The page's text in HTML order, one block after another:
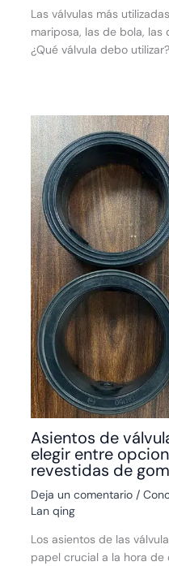
Las válvulas más
mariposa, las de bola,
¿Qué válvula debo
Asientos de
elegir entre
revestidas de
Deja un comentario /
Lan qing
Los asientos de las
papel crucial a la hora